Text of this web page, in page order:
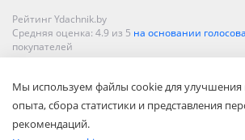
Рейтинг Ydachnik.by
Средняя оценка: 4.9 из 5 на основании
покупателей
Гродно, Могилеве, Бобруйске, Барановичах,
Новополоцке, Пинске, Солигорске. При заказе
доставка осуществляется по всей Беларуси.
Мы используем файлы cookie для улучшения
опыта, сбора статистики и представления
рекомендаций.